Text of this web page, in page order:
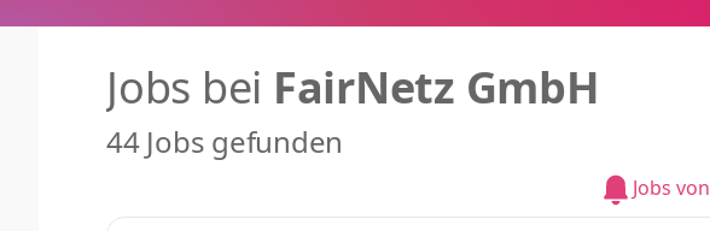
Jobs bei FairNetz GmbH
44 Jobs gefunden
Jobs von